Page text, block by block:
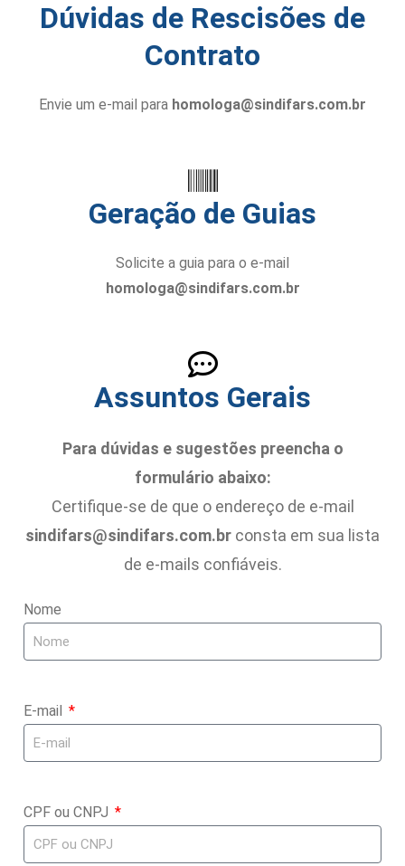
Dúvidas de Rescisões de
Contrato
Envie um e-mail para homologa@sindifars.com.br
Geração de Guias
Solicite a guia para o e-mail
homologa@sindifars.com.br
Assuntos Gerais
Para dúvidas e sugestões preencha o
formulário abaixo:
Certifique-se de que o endereço de e-mail
sindifars@sindifars.com.br consta em sua lista
de e-mails confiáveis.
Nome
E-mail
CPF ou CNPJ